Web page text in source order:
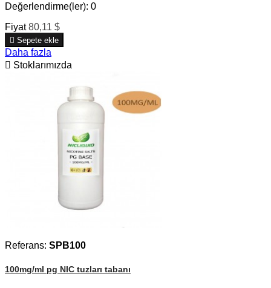
Değerlendirme(ler): 0
Fiyat 80,11 $
 Sepete ekle
Daha fazla
 Stoklarımızda
Referans: SPB100
100mg/ml pg NIC tuzları tabanı